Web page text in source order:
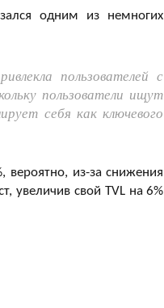
одним из немногих
пользователей с
пользователи ищут
себя как ключевого
вероятно, из-за снижения
увеличив свой TVL на 6%